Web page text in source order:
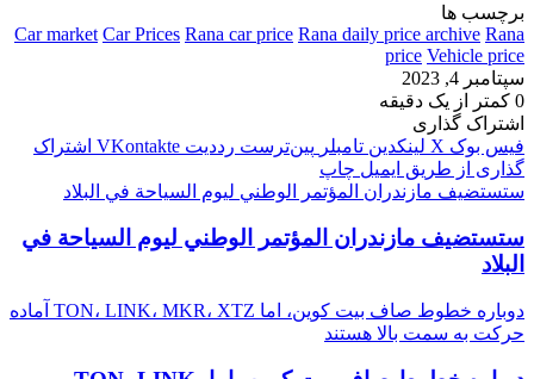
برچسب ها
Car market Car Prices Rana car price Rana daily price archive Rana
price Vehicle price
سپتامبر 4, 2023
0 کمتر از یک دقیقه
اشتراک گذاری
فیس بوک X لینکدین ‫تامبلر ‫پین‌ترست ‫رددیت ‫VKontakte اشتراک
گذاری از طریق ایمیل چاپ
ستستضيف مازندران المؤتمر الوطني ليوم السياحة في البلاد
ستستضيف مازندران المؤتمر الوطني ليوم السياحة في
البلاد
دوباره خطوط صاف بیت کوین، اما TON، LINK، MKR، XTZ آماده
حرکت به سمت بالا هستند